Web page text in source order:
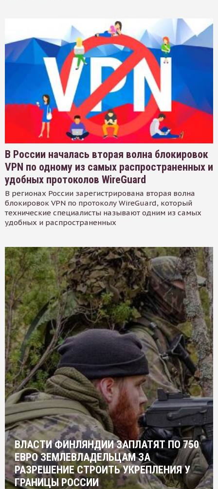
В России началась вторая волна блокировок
VPN по одному из самых распространенных и
удобных протоколов WireGuard
В регионах России зарегистрирована вторая волна
блокировок VPN по протоколу WireGuard, который
технические специалисты называют одним из самых
удобных и распространенных
ВЛАСТИ ФИНЛЯНДИИ ЗАПЛАТЯТ ПО 750
ЕВРО ЗЕМЛЕВЛАДЕЛЬЦАМ ЗА
РАЗРЕШЕНИЕ СТРОИТЬ УКРЕПЛЕНИЯ У
ГРАНИЦЫ РОССИИ